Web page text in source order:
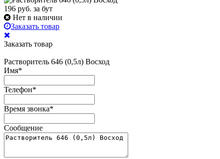
196 руб. за бут
Нет в наличии
Заказать товар
Заказать товар
Растворитель 646 (0,5л) Восход
Имя*
Телефон*
Время звонка*
Сообщение